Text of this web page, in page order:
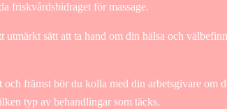
friskvårdsbidraget för massage.
utmärkt sätt att ta hand om din hälsa och
främst bör du kolla med din arbetsgivare om
typ av behandlingar som täcks.